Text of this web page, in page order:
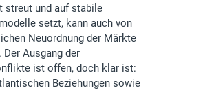
streut und auf stabile
setzt, kann auch von
Neuordnung der Märkte
Der Ausgang der
ist offen, doch klar ist:
Beziehungen sowie